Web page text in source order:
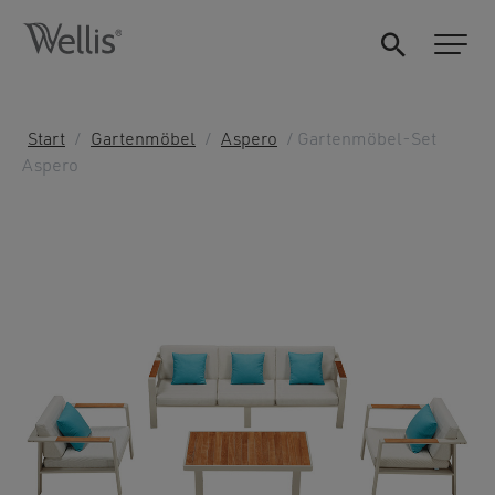
Start / Gartenmöbel / Aspero
/ Gartenmöbel-Set
Aspero